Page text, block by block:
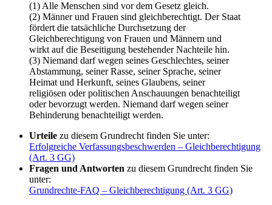
(1) Alle Menschen sind vor dem Gesetz gleich.
(2) Männer und Frauen sind gleichberechtigt. Der Staat
fördert die tatsächliche Durchsetzung der
Gleichberechtigung von Frauen und Männern und
wirkt auf die Beseitigung bestehender Nachteile hin.
(3) Niemand darf wegen seines Geschlechtes, seiner
Abstammung, seiner Rasse, seiner Sprache, seiner
Heimat und Herkunft, seines Glaubens, seiner
religiösen oder politischen Anschauungen benachteiligt
oder bevorzugt werden. Niemand darf wegen seiner
Behinderung benachteiligt werden.
Urteile zu diesem Grundrecht finden Sie unter:
Erfolgreiche Verfassungsbeschwerden – Gleichberechtigung
(Art. 3 GG)
Fragen und Antworten zu diesem Grundrecht finden Sie
unter:
Grundrechte-FAQ – Gleichberechtigung (Art. 3 GG)